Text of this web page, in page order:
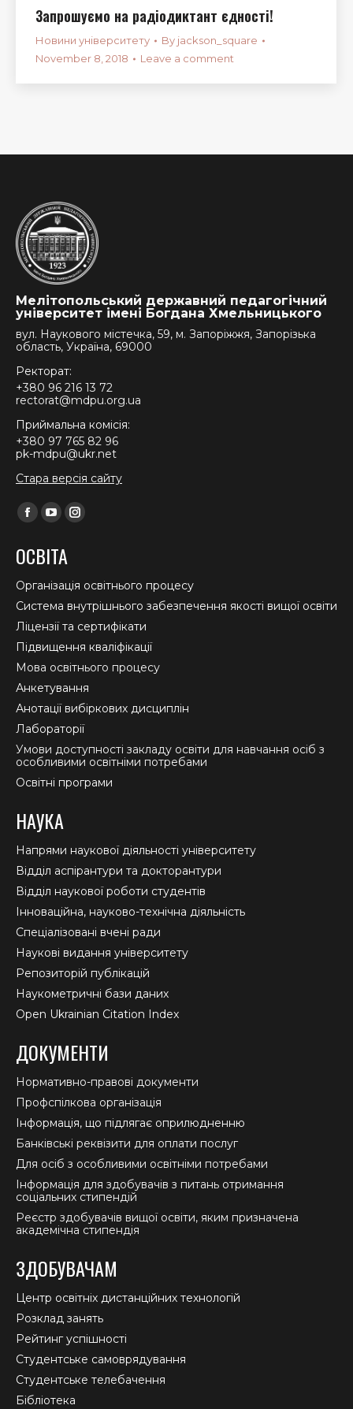
Запрошуємо на радіодиктант єдності!
Новини університету By jackson_square
November 8, 2018
Leave a comment
Мелітопольський державний педагогічний
університет імені Богдана Хмельницького
вул. Наукового містечка, 59, м. Запоріжжя, Запорізька
область, Україна, 69000
Ректорат:
+380 96 216 13 72
rectorat@mdpu.org.ua
Приймальна комісія:
+380 97 765 82 96
pk-mdpu@ukr.net
Стара версія сайту
Find us on:
Facebook
opens
in
new
window
YouTube
opens
in
new
window
Instagram
in
new
window
ОСВІТА
Організація освітнього процесу
Система внутрішнього забезпечення якості вищої освіти
Ліцензії та сертифікати
Підвищення кваліфікації
Мова освітнього процесу
Анкетування
Анотації вибіркових дисциплін
Лабораторії
Умови доступності закладу освіти для навчання осіб з
особливими освітніми потребами
Освітні програми
НАУКА
Напрями наукової діяльності університету
Відділ аспірантури та докторантури
Відділ наукової роботи студентів
Інноваційна, науково-технічна діяльність
Спеціалізовані вчені ради
Наукові видання університету
Репозиторій публікацій
Наукометричні бази даних
Open Ukrainian Citation Index
ДОКУМЕНТИ
Нормативно-правові документи
Профспілкова організація
Інформація, що підлягає оприлюдненню
Банківські реквізити для оплати послуг
Для осіб з особливими освітніми потребами
Інформація для здобувачів з питань отримання
соціальних стипендій
Реєстр здобувачів вищої освіти, яким призначена
академічна стипендія
ЗДОБУВАЧАМ
Центр освітніх дистанційних технологій
Розклад занять
Рейтинг успішності
Студентське самоврядування
Студентське телебачення
Бібліотека